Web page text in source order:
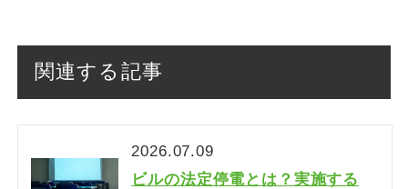
関連する記事
2026.07.09
ビルの法定停電とは？実施する